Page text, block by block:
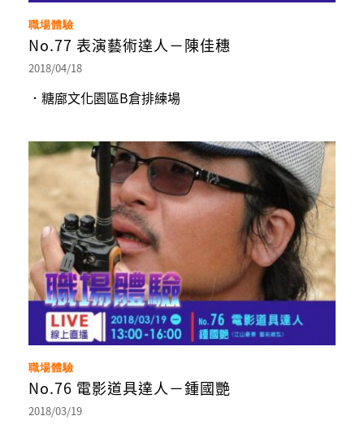
職場體驗
No.77 表演藝術達人－陳佳穗
2018/04/18
．糖廍文化園區B倉排練場
職場體驗
No.76 電影道具達人－鍾國艷
2018/03/19